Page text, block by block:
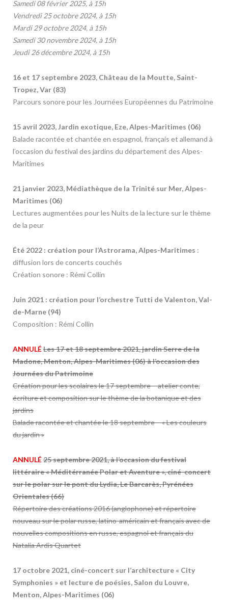
Samedi 08 février 2025, à 15h
Vendredi 25 octobre 2024, à 15h
Mardi 29 octobre 2024, à 15h
Samedi 30 novembre 2024, à 15h
Jeudi 26 décembre 2024, à 15h
16 et 17 septembre 2023, Château de la Moutte, Saint-
Tropez, Var (83)
Parcours sonore pour les Journées Européennes du Patrimoine
15 avril 2023, Jardin exotique, Eze, Alpes-Maritimes (06)
Balade racontée et chantée en espagnol, français et allemand à
l’occasion du festival des jardins du département des Alpes-
Maritimes
21 janvier 2023, Médiathèque de la Trinité sur Mer, Alpes-
Maritimes (06)
Lectures augmentées pour les Nuits de la lecture sur le thème
de la peur
Été 2022 : création pour l’Astrorama, Alpes-Maritimes :
diffusion lors de concerts couchés
Création sonore : Rémi Collin
Juin 2021 : création pour l’orchestre Tutti de Valenton, Val-
de-Marne (94)
Composition : Rémi Collin
ANNULÉLes 17 et 18 septembre 2021, jardin Serre de la
Madone, Menton, Alpes-Maritimes (06) à l’occasion des
Journées du Patrimoine
Création pour les scolaires le 17 septembre – atelier conte,
écriture et composition sur le thème de la botanique et des
jardins
Balade racontée et chantée le 18 septembre – « Les couleurs
du jardin »
ANNULÉ25 septembre 2021, à l’occasion du festival
littéraire « Méditérranée Polar et Aventure », ciné-concert
sur le polar sur le pont du Lydia, Le Barcarès, Pyrénées
Orientales (66)
Répertoire des créations 2016 (anglophone) et répertoire
nouveau sur le polar russe, latino-américain et français avec de
nouvelles compositions en russe, espagnol et français du
Natalia Ardis Quartet
17 octobre 2021, ciné-concert sur l’architecture « City
Symphonies » et lecture de poésies, Salon du Louvre,
Menton, Alpes-Maritimes (06)